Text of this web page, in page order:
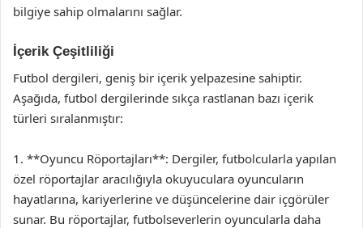
bilgiye sahip olmalarını sağlar.
İçerik Çeşitliliği
Futbol dergileri, geniş bir içerik yelpazesine sahiptir.
Aşağıda, futbol dergilerinde sıkça rastlanan bazı içerik
türleri sıralanmıştır:
1. **Oyuncu Röportajları**: Dergiler, futbolcularla yapılan
özel röportajlar aracılığıyla okuyuculara oyuncuların
hayatlarına, kariyerlerine ve düşüncelerine dair içgörüler
sunar. Bu röportajlar, futbolseverlerin oyuncularla daha